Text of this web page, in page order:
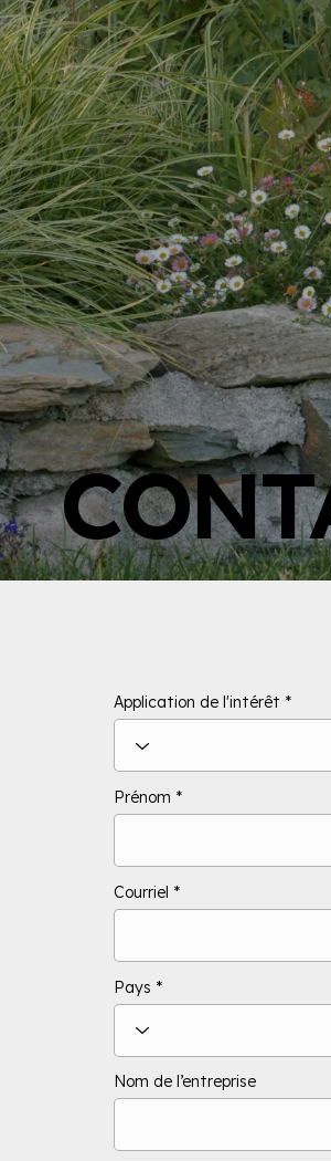
Application de l'intérêt
Prénom
Courriel
Pays
Nom de l’entreprise